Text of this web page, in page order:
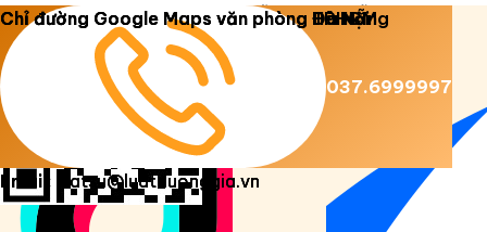
Copyright 2026 © Luật Dương Gia